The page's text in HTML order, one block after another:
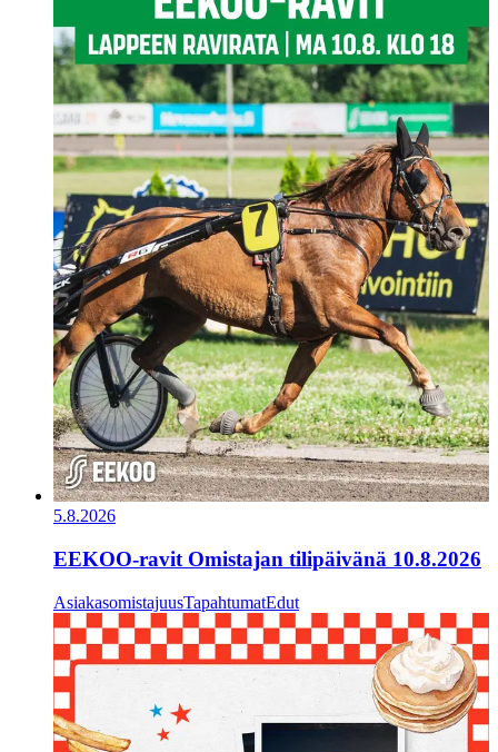
5.8.2026
EEKOO-ravit Omistajan tilipäivänä 10.8.2026
AsiakasomistajuusTapahtumatEdut